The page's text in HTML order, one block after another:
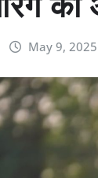
May 9, 2025